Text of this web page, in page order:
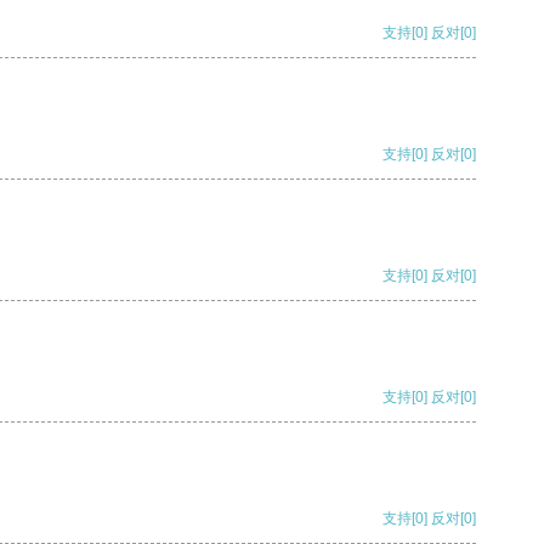
支持[0] 反对[0]
支持[0] 反对[0]
支持[0] 反对[0]
支持[0] 反对[0]
支持[0] 反对[0]